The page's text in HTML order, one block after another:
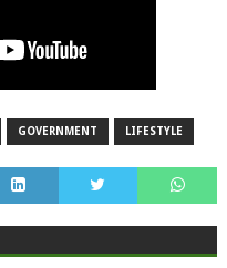
GOVERNMENT LIFESTYLE